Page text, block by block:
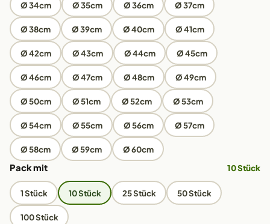
Ø 34cm Ø 35cm Ø 36cm Ø 37cm
Ø 38cm Ø 39cm Ø 40cm Ø 41cm
Ø 42cm Ø 43cm Ø 44cm Ø 45cm
Ø 46cm Ø 47cm Ø 48cm Ø 49cm
Ø 50cm Ø 51cm Ø 52cm Ø 53cm
Ø 54cm Ø 55cm Ø 56cm Ø 57cm
Ø 58cm Ø 59cm Ø 60cm
Pack mit 10 Stück
1 Stück 10 Stück 25 Stück 50 Stück
100 Stück